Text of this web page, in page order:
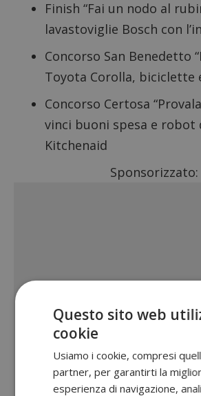
Finish “Fai un nodo al
lavastoviglie Bosch con
Concorso San Benedetto
Toyota Corolla, biciclette
Concorso Certosa
vinci buoni spesa e robot
Kitchenaid
Sponsorizzato:
Questo sito web
cookie
Usiamo i cookie, compresi
partner, per garantirti la
esperienza di navigazione,